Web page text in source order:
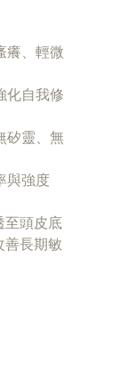
癢、輕微
化自我修
矽靈、無
與強度
至頭皮底
善長期敏